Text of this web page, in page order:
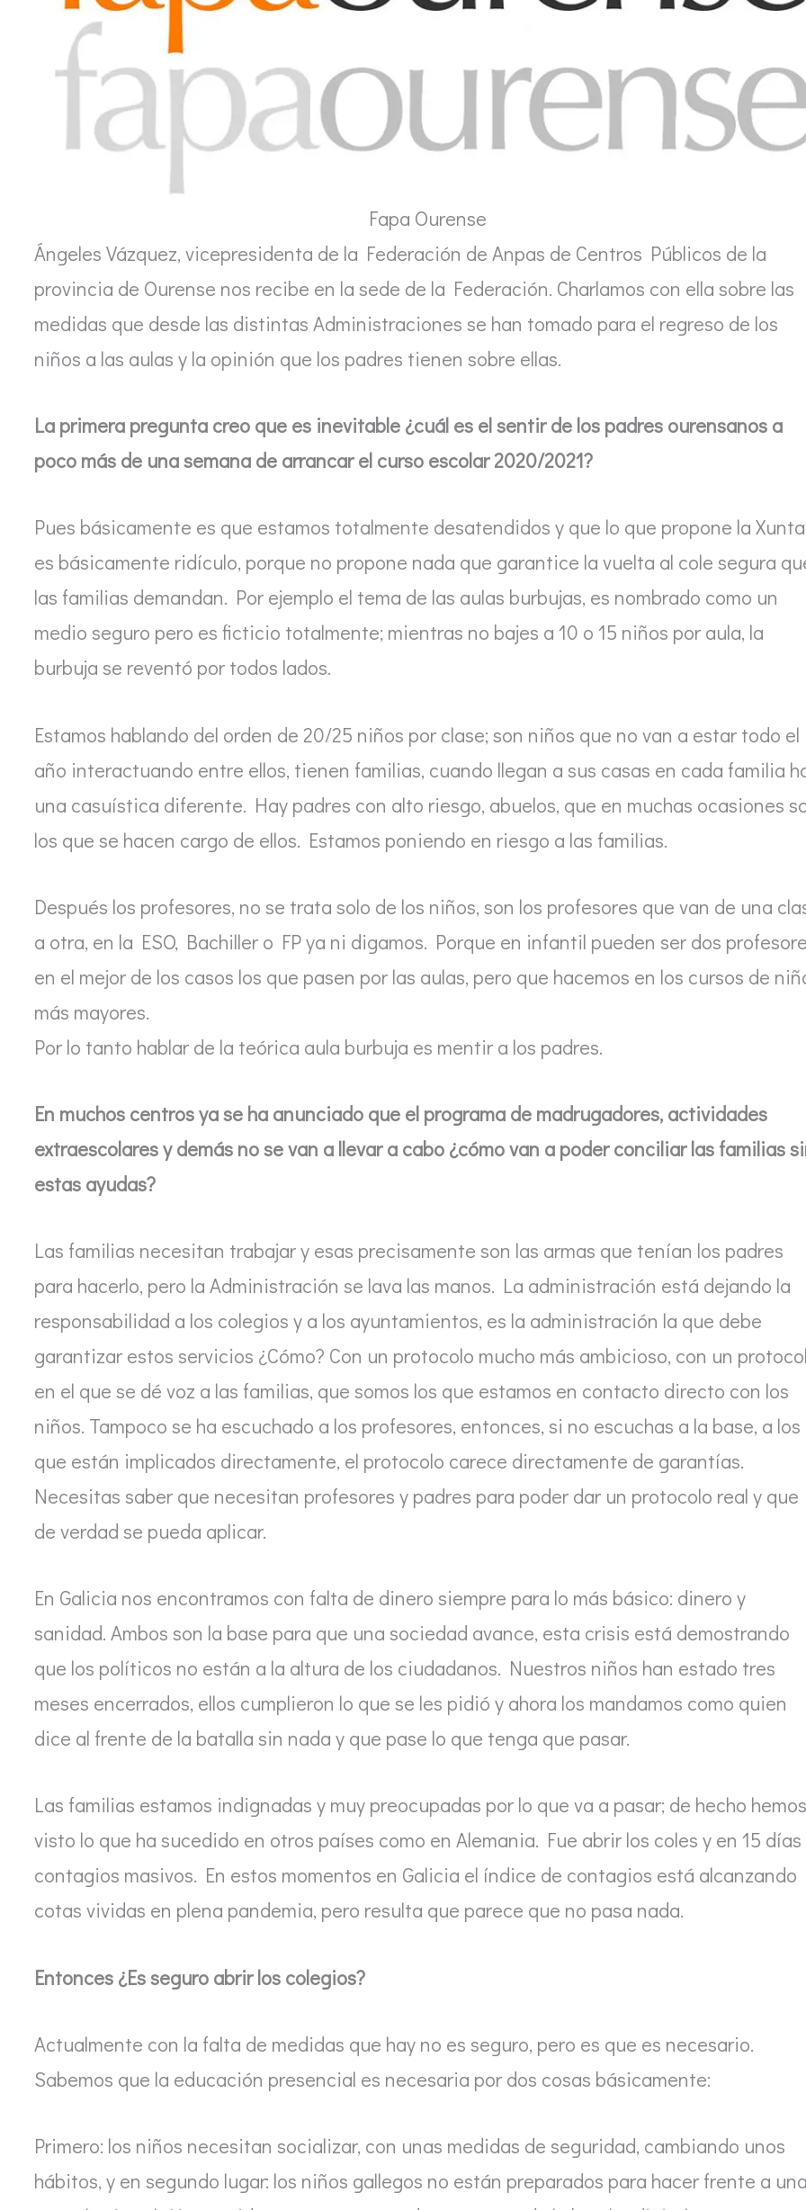
Fapa Ourense
Ángeles Vázquez, vicepresidenta de la Federación de Anpas de Centros Públicos de la
provincia de Ourense nos recibe en la sede de la Federación. Charlamos con ella sobre las
medidas que desde las distintas Administraciones se han tomado para el regreso de los
niños a las aulas y la opinión que los padres tienen sobre ellas.
La primera pregunta creo que es inevitable ¿cuál es el sentir de los padres ourensanos a
poco más de una semana de arrancar el curso escolar 2020/2021?
Pues básicamente es que estamos totalmente desatendidos y que lo que propone la Xunta
es básicamente ridículo, porque no propone nada que garantice la vuelta al cole segura
las familias demandan. Por ejemplo el tema de las aulas burbujas, es nombrado como un
medio seguro pero es ficticio totalmente; mientras no bajes a 10 o 15 niños por aula, la
burbuja se reventó por todos lados.
Estamos hablando del orden de 20/25 niños por clase; son niños que no van a estar todo el
año interactuando entre ellos, tienen familias, cuando llegan a sus casas en cada familia
una casuística diferente. Hay padres con alto riesgo, abuelos, que en muchas ocasiones
los que se hacen cargo de ellos. Estamos poniendo en riesgo a las familias.
Después los profesores, no se trata solo de los niños, son los profesores que van de una
a otra, en la ESO, Bachiller o FP ya ni digamos. Porque en infantil pueden ser dos
en el mejor de los casos los que pasen por las aulas, pero que hacemos en los cursos de
más mayores.
Por lo tanto hablar de la teórica aula burbuja es mentir a los padres.
En muchos centros ya se ha anunciado que el programa de madrugadores, actividades
extraescolares y demás no se van a llevar a cabo ¿cómo van a poder conciliar las familias
estas ayudas?
Las familias necesitan trabajar y esas precisamente son las armas que tenían los padres
para hacerlo, pero la Administración se lava las manos. La administración está dejando la
responsabilidad a los colegios y a los ayuntamientos, es la administración la que debe
garantizar estos servicios ¿Cómo? Con un protocolo mucho más ambicioso, con un
en el que se dé voz a las familias, que somos los que estamos en contacto directo con los
niños. Tampoco se ha escuchado a los profesores, entonces, si no escuchas a la base, a los
que están implicados directamente, el protocolo carece directamente de garantías.
Necesitas saber que necesitan profesores y padres para poder dar un protocolo real y que
de verdad se pueda aplicar.
En Galicia nos encontramos con falta de dinero siempre para lo más básico: dinero y
sanidad. Ambos son la base para que una sociedad avance, esta crisis está demostrando
que los políticos no están a la altura de los ciudadanos. Nuestros niños han estado tres
meses encerrados, ellos cumplieron lo que se les pidió y ahora los mandamos como quien
dice al frente de la batalla sin nada y que pase lo que tenga que pasar.
Las familias estamos indignadas y muy preocupadas por lo que va a pasar; de hecho hemos
visto lo que ha sucedido en otros países como en Alemania. Fue abrir los coles y en 15 días
contagios masivos. En estos momentos en Galicia el índice de contagios está alcanzando
cotas vividas en plena pandemia, pero resulta que parece que no pasa nada.
Entonces ¿Es seguro abrir los colegios?
Actualmente con la falta de medidas que hay no es seguro, pero es que es necesario.
Sabemos que la educación presencial es necesaria por dos cosas básicamente:
Primero: los niños necesitan socializar, con unas medidas de seguridad, cambiando unos
hábitos, y en segundo lugar: los niños gallegos no están preparados para hacer frente a